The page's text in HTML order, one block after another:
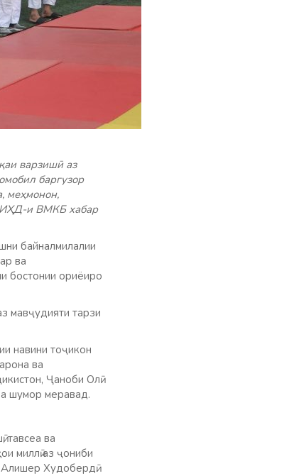
варзишӣ аз
баргузор
меҳмонон,
и ВМКБ хабар
байналмилалии
ва
бостонии ориёиро
мавҷудияти тарзи
навини тоҷикон
ва
Ҷаноби Олӣ
шумор меравад.
тавсеа ва
миллӣ аз ҷониби
Худобердӣ.